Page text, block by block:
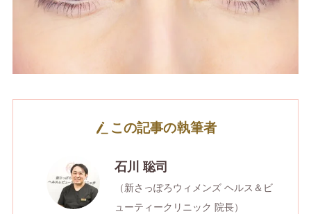
この記事の執筆者
石川 聡司
（新さっぽろウィメンズ ヘルス＆ビ
ューティークリニック 院長）